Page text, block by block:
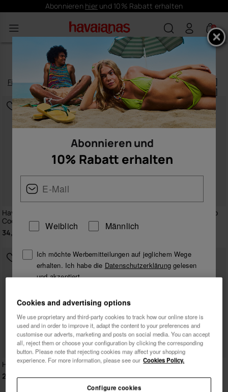
Abonnierenhierund 10% Rabatt erhalten
0
HERREN-T-SHIRTS
Produkte|
Filternundsortieren
Havaianas T-Shirt Round Patch
Coqueiro
34,90 €
Havaianas T-Shirt Bicolour Flip
Flop
29,90 €
Havaianas T-Shirt Ipe Puma
29,90 €
Havaianas T-Shirt New
27,90 €
Abonnieren und
10% Rabatt erhalten
Weiblich Männlich
Ich möchte Werbemitteilungen auf jeglichem Wege
erhalten. Ich habe die Datenschutzerklärung gelesen
und akzeptiert.
Ich möchte 10% Rabatt
Cookies and advertising options
We use proprietary and third-party cookies to track how our online store is
used and in order to improve it, adapt the content to your preferences and
customise our adverts, marketing and posts on social media. You can accept
all, reject them or choose your configuration by clicking the corresponding
button. Please note that rejecting cookies may affect your shopping
experience. For more information, please see our Cookies Policy.
Configure cookies